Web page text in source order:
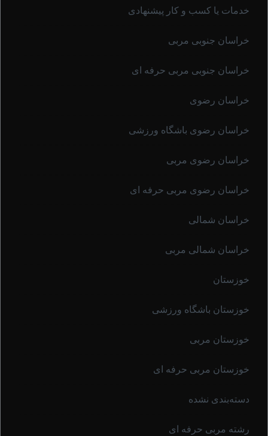
خدمات یا کسب و کار پیشنهادی
خراسان جنوبی مربی
خراسان جنوبی مربی حرفه ای
خراسان رضوی
خراسان رضوی باشگاه ورزشی
خراسان رضوی مربی
خراسان رضوی مربی حرفه ای
خراسان شمالی
خراسان شمالی مربی
خوزستان
خوزستان باشگاه ورزشی
خوزستان مربی
خوزستان مربی حرفه ای
دسته‌بندی نشده
رشته مربی حرفه ای